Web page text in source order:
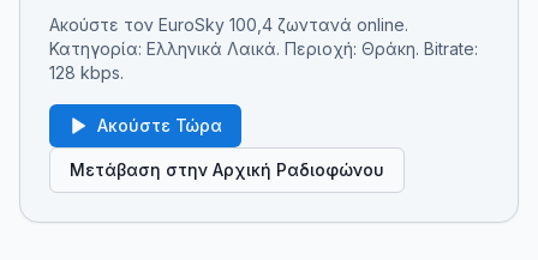
Ακούστε τον EuroSky 100,4 ζωντανά online.
Κατηγορία: Ελληνικά Λαικά. Περιοχή: Θράκη. Bitrate:
128 kbps.
Ακούστε Τώρα
Μετάβαση στην Αρχική Ραδιοφώνου